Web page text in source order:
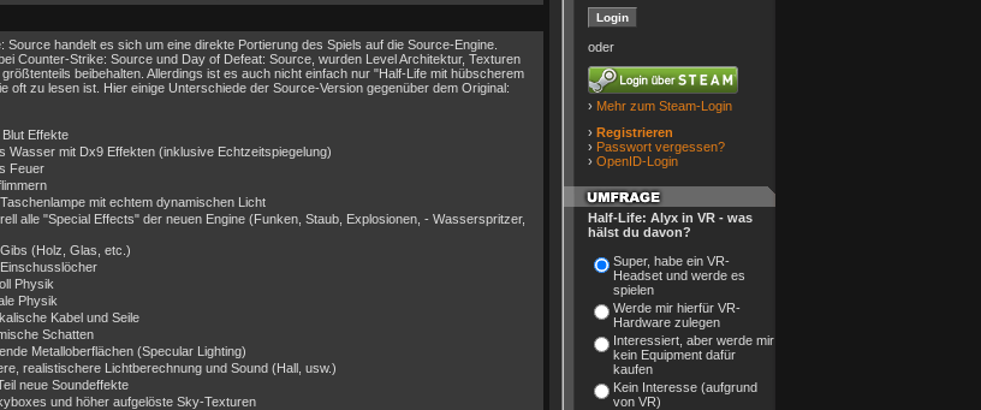
Source handelt es sich um eine direkte Portierung des Spiels auf die Source-Engine.
Counter-Strike: Source und Day of Defeat: Source, wurden Level Architektur, Texturen
beibehalten. Allerdings ist es auch nicht einfach nur "Half-Life mit hübscherem
oft zu lesen ist. Hier einige Unterschiede der Source-Version gegenüber dem Original:
Blut Effekte
Wasser mit Dx9 Effekten (inklusive Echtzeitspiegelung)
Feuer
mit echtem dynamischen Licht
alle "Special Effects" der neuen Engine (Funken, Staub, Explosionen, - Wasserspritzer,
(Holz, Glas, etc.)
Physik
Physik
Kabel und Seile
Schatten
Metalloberflächen (Specular Lighting)
realistischere Lichtberechnung und Sound (Hall, usw.)
neue Soundeffekte
und höher aufgelöste Sky-Texturen
oder
› Mehr zum Steam-Login
› Registrieren
› Passwort vergessen?
› OpenID-Login
Half-Life: Alyx in VR - was
hälst du davon?
Super, habe ein VR-
Headset und werde es
spielen
Werde mir hierfür VR-
Hardware zulegen
Interessiert, aber werde mir
kein Equipment dafür
kaufen
Kein Interesse (aufgrund
von VR)